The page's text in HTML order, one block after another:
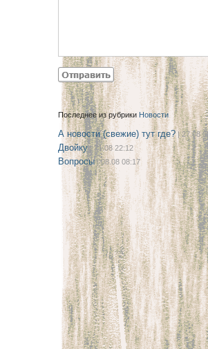
Последнее из рубрики Новости
А новости (свежие) тут где?| 27.08
Двойку| 21.08 22:12
Вопросы| 08.08 08:17